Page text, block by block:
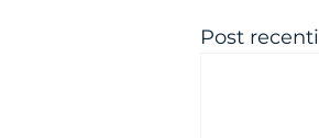
Post recenti